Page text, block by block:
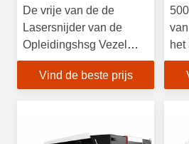
De vrije van de de
Lasersnijder van de
Opleidingshsg Vezel
Consumptie van de de
Hoge snelheids Lage
Vind de beste prijs
het